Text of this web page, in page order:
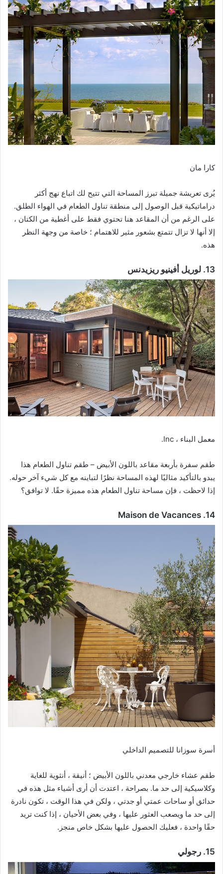
كارا مان
يُرى تعريشة جميلة تبرز المساحة التي تتيح لك اتباع نهج أكثر
دراماتيكية قبل الوصول إلى منطقة تناول الطعام في الهواء الطلق.
على الرغم من أن المقاعد هنا تحتوي فقط على أغطية من الكتان ،
إلا أنها لا تزال تتمتع بشعور مثير للاهتمام ؛ خاصة من وجهة النظر
هذه.
13. لوريل أفينيو ريزيدنس
معمل البناء ، Inc.
طقم سفرة بأربعة مقاعد باللون الأبيض – طقم تناول الطعام هذا
يبدو بالتأكيد مثاليًا لهذه المساحة نظرًا لتباينه مع كل شيء آخر حوله.
إذا لاحظت ، فإن مساحة تناول الطعام هذه مميزة حقًا. لا توافق؟
14. Maison de Vacances
أسرة سوزانا للتصميم الداخلي
طقم عشاء خارجي معدني باللون الأبيض ؛ أنيقة ، أنثوية للغاية
وكلاسيكية إلى حد ما. بصراحة ، اعتدت أن أرى أشياء مثل هذه في
حدائق أو ساحات عمتي أو جدتي ، ولكن في هذا الوقت ، تكون نادرة
إلى حد ما ويصعب العثور عليها ، وفي بعض الأحيان ، إذا كنت تريد
حقًا واحدة ، فعليك الحصول عليها بشكل خاص منجز.
15. رجولي